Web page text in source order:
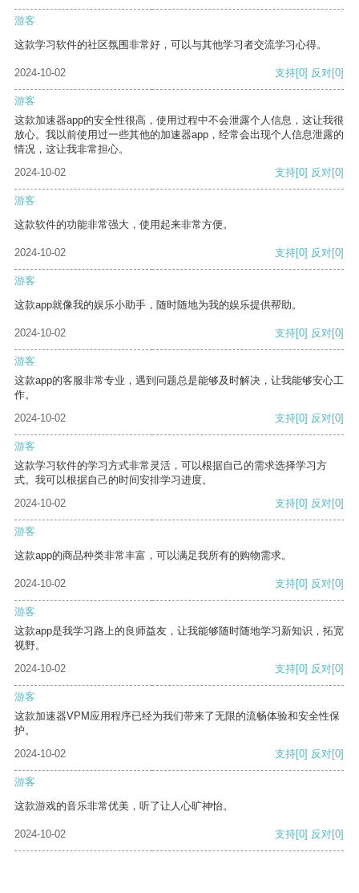
游客
这款学习软件的社区氛围非常好，可以与其他学习者交流学习心得。
2024-10-02 支持[0] 反对[0]
游客
这款加速器app的安全性很高，使用过程中不会泄露个人信息，这让我很
放心。我以前使用过一些其他的加速器app，经常会出现个人信息泄露的
情况，这让我非常担心。
2024-10-02
支持[0] 反对[0]
游客
这款软件的功能非常强大，使用起来非常方便。
2024-10-02 支持[0] 反对[0]
游客
这款app就像我的娱乐小助手，随时随地为我的娱乐提供帮助。
2024-10-02 支持[0] 反对[0]
游客
这款app的客服非常专业，遇到问题总是能够及时解决，让我能够安心工
作。
2024-10-02
支持[0] 反对[0]
游客
这款学习软件的学习方式非常灵活，可以根据自己的需求选择学习方
式。我可以根据自己的时间安排学习进度。
2024-10-02
支持[0] 反对[0]
游客
这款app的商品种类非常丰富，可以满足我所有的购物需求。
2024-10-02 支持[0] 反对[0]
游客
这款app是我学习路上的良师益友，让我能够随时随地学习新知识，拓宽
视野。
2024-10-02
支持[0] 反对[0]
游客
这款加速器VPM应用程序已经为我们带来了无限的流畅体验和安全性保
护。
2024-10-02
支持[0] 反对[0]
游客
这款游戏的音乐非常优美，听了让人心旷神怡。
2024-10-02 支持[0] 反对[0]